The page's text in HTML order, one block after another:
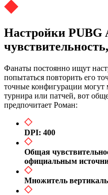
Настройки
Фанаты постоянно ищут
попытаться повторить его
точные конфигурации могут
турнира или патчей, вот
предпочитает Роман:
DPI: 400
Общая
официальным
Множитель